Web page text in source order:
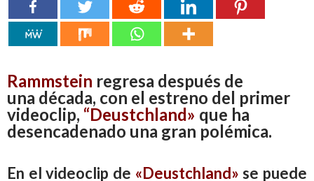
Rammstein regresa después de
una década, con el estreno del primer
videoclip, “Deustchland» que ha
desencadenado una gran polémica.
En el videoclip de «Deustchland»se puede